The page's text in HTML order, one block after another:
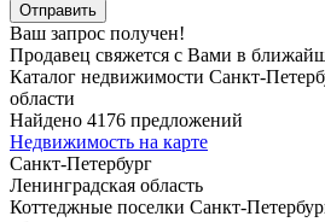
Ваш запрос получен!
Продавец свяжется с Вами в
Каталог недвижимости Санкт-
области
Найдено 4176 предложений
Недвижимость на карте
Санкт-Петербург
Ленинградская область
Коттеджные поселки Санкт-